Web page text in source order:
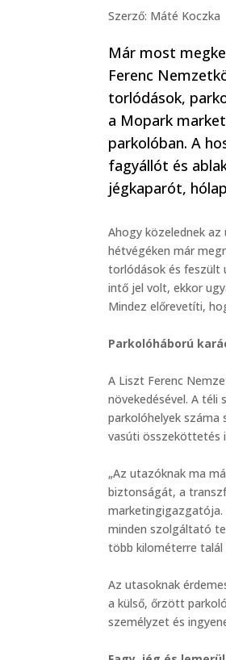
Szerző: Máté Koczka
Már most
Ferenc
torlódások,
a Mopark
parkolóban. A
fagyállót és
jégkaparót,
Ahogy közelednek az
hétvégéken már
torlódások és feszült
intő jel volt, ekkor
Mindez előrevetíti,
Parkolóháború
A Liszt Ferenc
növekedésével. A
parkolóhelyek
vasúti összeköttetés
„Az utazóknak ma
biztonságát, a
marketingigazgatója.
minden szolgáltató
több kilométerre talál
Az utasoknak
a külső, őrzött
személyzet és